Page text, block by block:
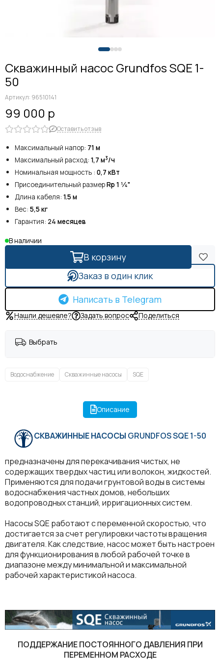
Скважинный насос Grundfos SQE 1-
50
Артикул: 96510141
99 000 р
Оставить отзыв
Максимальный напор: 71 м
Максимальный расход: 1,7 м3/ч
Номинальная мощность : 0,7 кВт
Присоединительный размерRp 1 1⁄4"
Длина кабеля: 1.5 м
Вес: 5,5кг
Гарантия: 24 месяцев
В наличии
В корзину
Заказ в один клик
Написать в Telegram
Нашли дешевле? Задать вопрос Поделиться
Выбрать
Водоснабжение Скважинные насосы SQE
Описание
СКВАЖИННЫЕ НАСОСЫ GRUNDFOS SQE 1-50
предназначены для перекачивания чистых, не
содержащих твердых частиц или волокон, жидкостей.
Применяются для подачи грунтовой воды в системы
водоснабжения частных домов, небольших
водопроводных станций, ирригационных систем.
Насосы SQE работают с переменной скоростью, что
достигается за счет регулировки частоты вращения
двигателя. Как следствие, насос может быть настроен
для функционирования в любой рабочей точке в
диапазоне между минимальной и максимальной
рабочей характеристикой насоса.
ПОДДЕРЖАНИЕ ПОСТОЯННОГО ДАВЛЕНИЯ ПРИ
ПЕРЕМЕННОМ РАСХОДЕ